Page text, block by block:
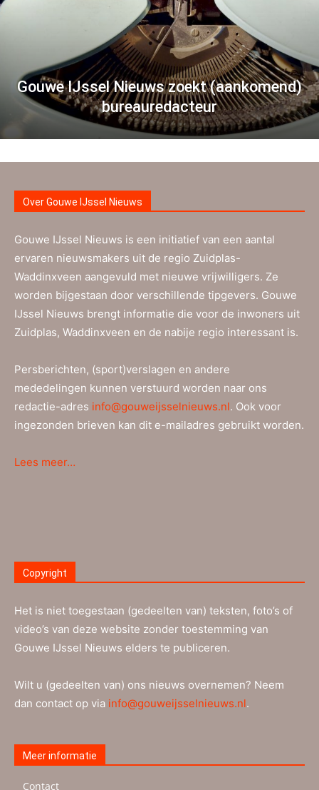
Gouwe IJssel Nieuws zoekt (aankomend)
bureauredacteur
Over Gouwe IJssel Nieuws
Gouwe IJssel Nieuws is een initiatief van een aantal
ervaren nieuwsmakers uit de regio Zuidplas-
Waddinxveen aangevuld met nieuwe vrijwilligers. Ze
worden bijgestaan door verschillende tipgevers. Gouwe
IJssel Nieuws brengt informatie die voor de inwoners uit
Zuidplas, Waddinxveen en de nabije regio interessant is.
Persberichten, (sport)verslagen en andere
mededelingen kunnen verstuurd worden naar ons
redactie-adres info@gouweijsselnieuws.nl. Ook voor
ingezonden brieven kan dit e-mailadres gebruikt worden.
Lees meer…
Copyright
Het is niet toegestaan (gedeelten van) teksten, foto’s of
video’s van deze website zonder toestemming van
Gouwe IJssel Nieuws elders te publiceren.
Wilt u (gedeelten van) ons nieuws overnemen? Neem
dan contact op via info@gouweijsselnieuws.nl.
Meer informatie
Contact